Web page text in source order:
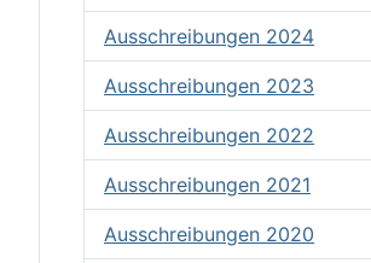
Ausschreibungen 2024
Ausschreibungen 2023
Ausschreibungen 2022
Ausschreibungen 2021
Ausschreibungen 2020